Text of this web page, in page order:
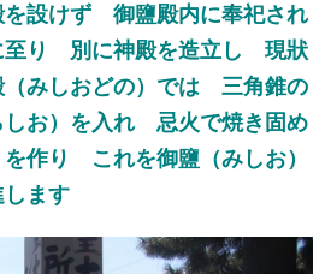
設けず 御鹽殿内に奉祀され
り 別に神殿を造立し 現狀
みしおどの）では 三角錐の
しお）を入れ 忌火で焼き固め
作り これを御鹽（みしお）
ます